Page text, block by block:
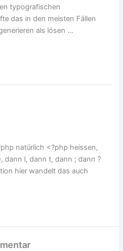
typografischen
das in den meisten Fällen
als lösen …
natürlich <?php heissen,
dann l, dann t, dann ; dann ?
hier wandelt das auch